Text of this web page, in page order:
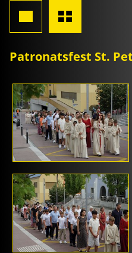
Patronatsfest St.